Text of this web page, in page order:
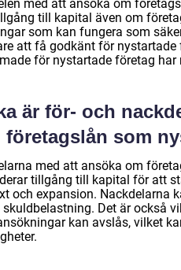
med att ansöka om
till kapital även om
som kan fungera som
att få godkänt för
för nystartade företag har
är för- och
företagslån som
med att ansöka om
tillgång till kapital för att
och expansion. Nackdelarna
skuldbelastning. Det är också
kan avslås, vilket